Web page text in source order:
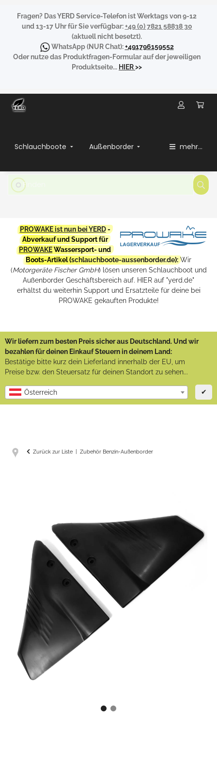
Fragen? Das YERD Service-Telefon ist Werktags von 9-12
und 13-17 Uhr für Sie verfügbar:+49 (0) 7821 58838 30
(aktuell nicht besetzt).
WhatsApp(NUR Chat):+491796159552
Oder nutze das Produktfragen-Formular auf der jeweiligen
Produktseite... HIER>>
Schlauchboote Außenborder mehr...
PROWAKE ist nun bei YERD-
Abverkauf und Support für
PROWAKEWassersport- und
Boots-Artikel (schlauchboote-aussenborder.de): Wir
(Motorgeräte Fischer GmbH) lösen unseren Schlauchboot und
Außenborder Geschäftsbereich auf. HIER auf "yerd.de"
erhältst du weiterhin Support und Ersatzteile für deine bei
PROWAKE gekauften Produkte!
Wir liefern zum besten Preis sicher aus Deutschland. Und wir
bezahlen für deinen Einkauf Steuern in deinem Land:
Bestätige bitte kurz dein Lieferland innerhalb der EU, um
Preise bzw. den Steuersatz für deinen Standort zu sehen...
Österreich ✔
Zurück zur Liste Zubehör Benzin-Außenborder